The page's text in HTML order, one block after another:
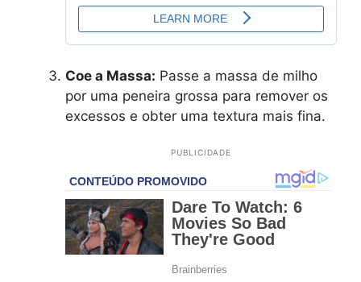
Coe a Massa: Passe a massa de milho
por uma peneira grossa para remover os
excessos e obter uma textura mais fina.
PUBLICIDADE